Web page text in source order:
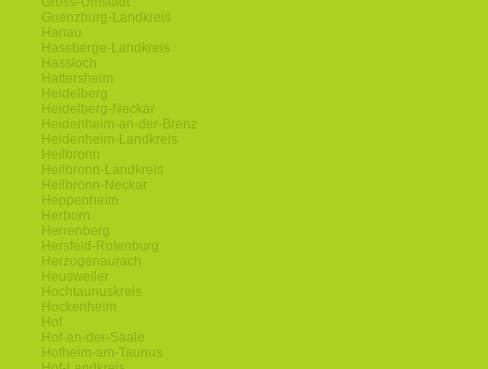
Guenzburg-Landkreis
Hanau
Hassberge-Landkreis
Hassloch
Hattersheim
Heidelberg
Heidelberg-Neckar
Heidenheim-an-der-Brenz
Heidenheim-Landkreis
Heilbronn
Heilbronn-Landkreis
Heilbronn-Neckar
Heppenheim
Herborn
Herrenberg
Hersfeld-Rotenburg
Herzogenaurach
Heusweiler
Hochtaunuskreis
Hockenheim
Hof
Hof-an-der-Saale
Hofheim-am-Taunus